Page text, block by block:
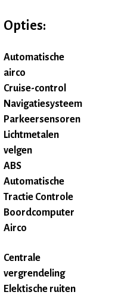
Opties:
Automatische
airco
Cruise-control
Navigatiesysteem
Parkeersensoren
Lichtmetalen
velgen
ABS
Automatische
Tractie Controle
Boordcomputer
Airco
Centrale
vergrendeling
Elektische ruiten